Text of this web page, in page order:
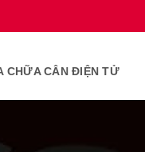
CHỮA CÂN ĐIỆN TỬ